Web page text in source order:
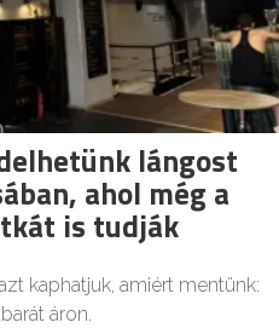
lángost
ahol még a
is tudják
kaphatjuk, amiért mentünk:
áron.